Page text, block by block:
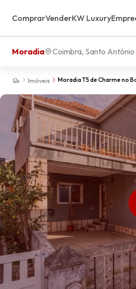
ComprarVenderKW Luxury
Imóveis Moradia T5 de Charme no
Moradia Coimbra, Santo António